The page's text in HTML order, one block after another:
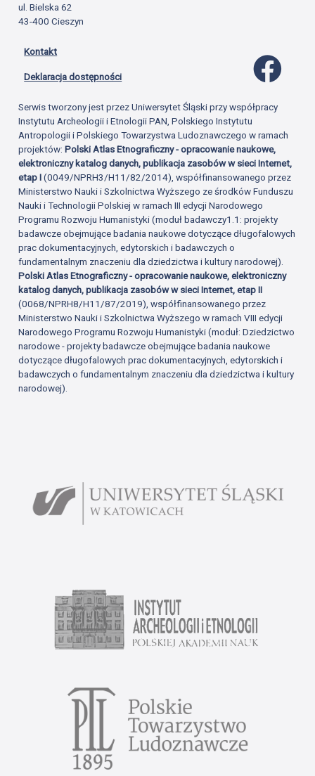
ul. Bielska 62
43-400 Cieszyn
Kontakt
Deklaracja dostępności
Serwis tworzony jest przez Uniwersytet Śląski przy współpracy
Instytutu Archeologii i Etnologii PAN, Polskiego Instytutu
Antropologii i Polskiego Towarzystwa Ludoznawczego w ramach
projektów:Polski Atlas Etnograficzny - opracowanie naukowe,
elektroniczny katalog danych, publikacja zasobów w sieci Internet,
etap I(0049/NPRH3/H11/82/2014), współfinansowanego przez
Ministerstwo Nauki i Szkolnictwa Wyższego ze środków Funduszu
Nauki i Technologii Polskiej w ramach III edycji Narodowego
Programu Rozwoju Humanistyki (moduł badawczy1.1: projekty
badawcze obejmujące badania naukowe dotyczące długofalowych
prac dokumentacyjnych, edytorskich i badawczych o
fundamentalnym znaczeniu dla dziedzictwa i kultury narodowej).
Polski Atlas Etnograficzny - opracowanie naukowe, elektroniczny
katalog danych, publikacja zasobów w sieci Internet, etap II
(0068/NPRH8/H11/87/2019), współfinansowanego przez
Ministerstwo Nauki i Szkolnictwa Wyższego w ramach VIII edycji
Narodowego Programu Rozwoju Humanistyki (moduł: Dziedzictwo
narodowe - projekty badawcze obejmujące badania naukowe
dotyczące długofalowych prac dokumentacyjnych, edytorskich i
badawczych o fundamentalnym znaczeniu dla dziedzictwa i kultury
narodowej).